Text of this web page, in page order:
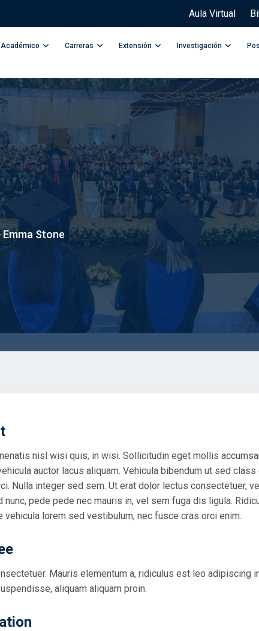
Aula Virtual
Académico Carreras Extensión Investigación
Emma Stone
nisl wisi quis, in wisi. Sollicitudin eget mollis
auctor lacus aliquam. Vehicula bibendum ut sed
Nulla integer sed sem. Ut erat dolor lectus consectetuer,
nunc, pede pede nec mauris in, vel sem fuga dis ligula.
vehicula lorem sed vestibulum, nec fusce cras orci enim.
Mauris elementum a, ridiculus est leo adipiscing
aliquam aliquam proin.